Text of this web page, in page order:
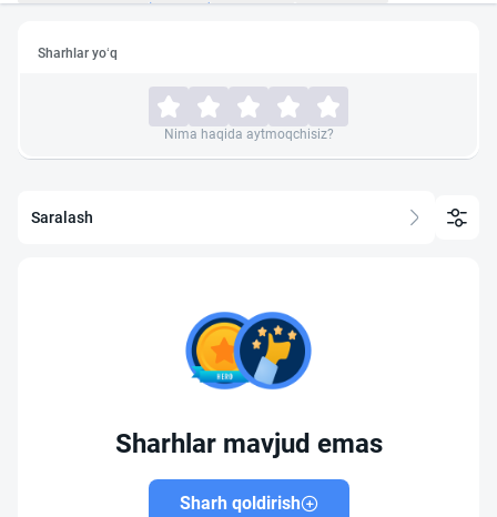
Sharhlar yo‘q
Nima haqida aytmoqchisiz?
Saralash
Sharhlar mavjud emas
Sharh qoldirish